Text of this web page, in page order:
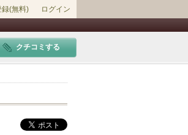
録(無料) ログイン
クチコミする